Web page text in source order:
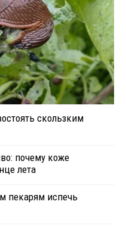
скользким
почему коже
лета
пекарям испечь